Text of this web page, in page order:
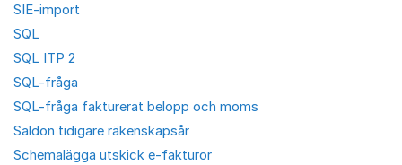
SIE-import
SQL
SQL ITP 2
SQL-fråga
SQL-fråga fakturerat belopp och moms
Saldon tidigare räkenskapsår
Schemalägga utskick e-fakturor